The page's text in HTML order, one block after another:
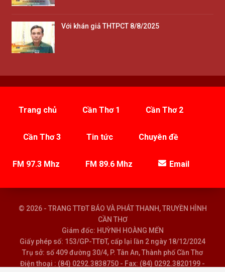
Với khán giả THTPCT 8/8/2025
Trang chủ Cần Thơ 1 Cần Thơ 2
Cần Thơ 3 Tin tức Chuyên đề
FM 97.3 Mhz FM 89.6 Mhz Email
© 2026 - TRANG TTĐT BÁO VÀ PHÁT THANH, TRUYỀN HÌNH
CẦN THƠ
Giám đốc: HUỲNH HOÀNG MẾN
Giấy phép số: 153/GP-TTĐT, cấp lại lần 2 ngày 18/12/2024
Trụ sở: số 409 đường 30/4, P. Tân An, Thành phố Cần Thơ
Điện thoại : (84) 0292.3838750 - Fax: (84) 0292.3820199 -